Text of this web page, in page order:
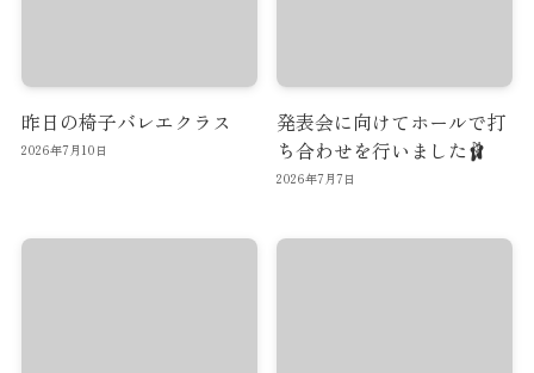
昨日の椅子バレエクラス
2026年7月10日
発表会に向けてホールで打
ち合わせを行いました🩰
2026年7月7日